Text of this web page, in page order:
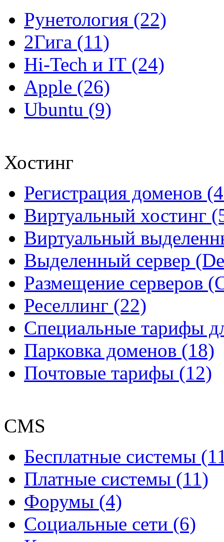
Рунетология (22)
2Гига (11)
Hi-Tech и IT (24)
Apple (26)
Ubuntu (9)
Хостинг
Регистрация доменов
Виртуальный хостинг
Виртуальный
Выделенный сервер
Размещение серверов
Реселлинг (22)
Специальные тарифы
Парковка доменов (18)
Почтовые тарифы (12)
CMS
Бесплатные системы
Платные системы (11)
Форумы (4)
Социальные сети (6)